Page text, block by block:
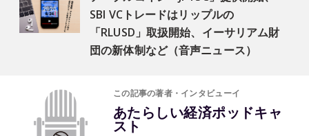
SBI VCトレードはリップルの
「RLUSD」取扱開始、イーサリアム財
団の新体制など（音声ニュース）
この記事の著者・インタビューイ
あたらしい経済ポッドキャ
スト